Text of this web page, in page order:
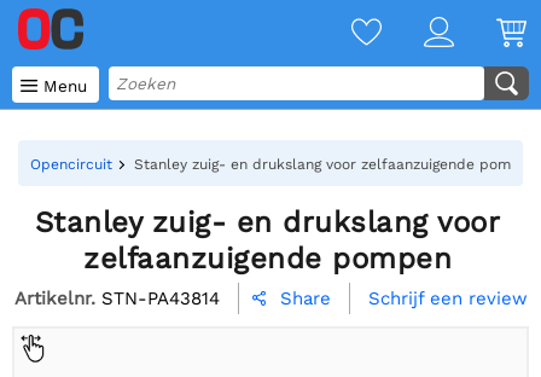
 Menu
Opencircuit Stanley zuig- en drukslang voor zelfaanzuigende pompen
Stanley zuig- en drukslang voor
zelfaanzuigende pompen
Artikelnr. STN-PA43814  Share Schrijf een review